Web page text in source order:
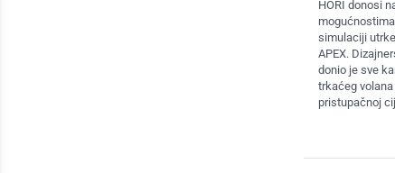
HORI donosi
simulaciji
APEX.
donio je sve
trkaćeg
pristupačnoj